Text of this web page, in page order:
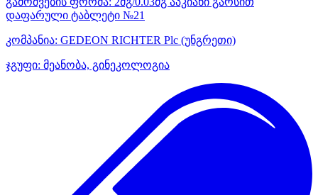
დაფარული ტაბლეტი №21
კომპანია: GEDEON RICHTER Plc (უნგრეთი)
ჯგუფი: მეანობა, გინეკოლოგია